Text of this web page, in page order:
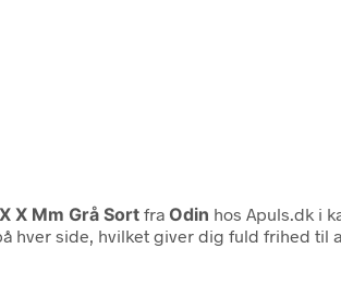
X Mm Grå Sort fra Odin hos Apuls.dk i
hver side, hvilket giver dig fuld frihed